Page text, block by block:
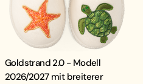
Goldstrand 2.0 - Modell
2026/2027 mit breiterer